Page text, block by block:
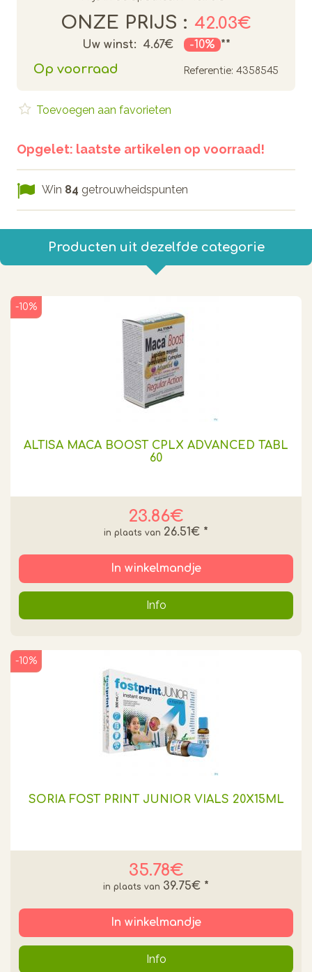
ONZE PRIJS : 42.03€
Uw winst: 4.67€ -10% **
Op voorraad Referentie: 4358545
Opgelet: laatste artikelen op voorraad!
Toevoegen aan favorieten
Win 84 getrouwheidspunten
Producten uit dezelfde categorie
ALTISA MACA BOOST CPLX ADVANCED TABL
60
23.86€
-10%
26.51€ *
In winkelmandje
Info
SORIA FOST PRINT JUNIOR VIALS 20X15ML
35.78€
-10%
39.75€ *
In winkelmandje
Info